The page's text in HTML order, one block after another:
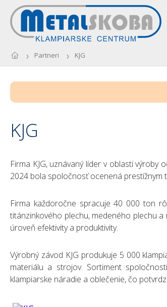
Partneri KJG
KJG
Firma KJG, uznávaný líder v oblasti
2024 bola spoločnosť ocenená prestížnym
Firma každoročne spracuje 40 000 ton
titánzinkového plechu, medeného plechu
úroveň efektivity a produktivity.
Výrobný závod KJG produkuje 5 000
materiálu a strojov. Sortiment
klampiarske náradie a oblečenie, čo